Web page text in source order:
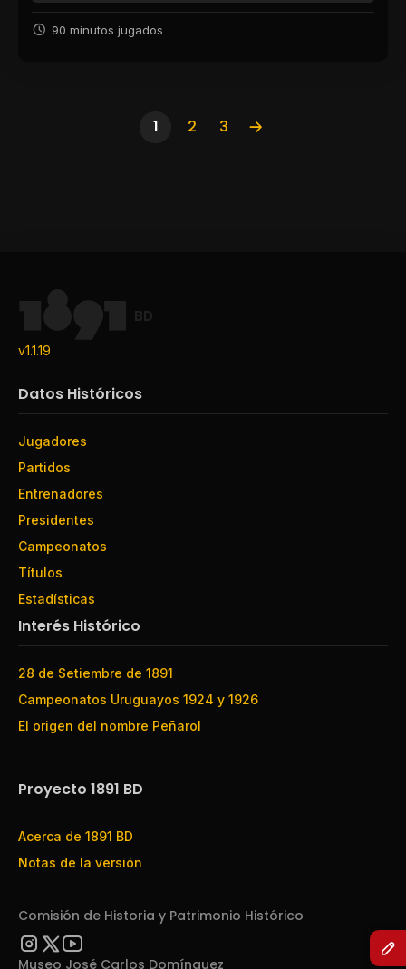
90 minutos jugados
1 2 3
BD
v1.1.19
Datos Históricos
Jugadores
Partidos
Entrenadores
Presidentes
Campeonatos
Títulos
Estadísticas
Interés Histórico
28 de Setiembre de 1891
Campeonatos Uruguayos 1924 y 1926
El origen del nombre Peñarol
Proyecto 1891 BD
Acerca de 1891 BD
Notas de la versión
Comisión de Historia y Patrimonio Histórico
Museo José Carlos Domínguez